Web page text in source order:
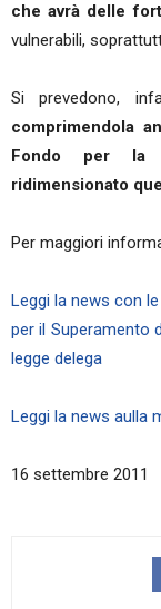
che avrà delle
vulnerabili,
Si prevedono,
comprimendola
Fondo per la
ridimensionato
Per maggiori
Leggi la news con
per il Superamento
legge delega
Leggi la news aulla
16 settembre 2011